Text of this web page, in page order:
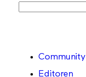
Community
Editoren